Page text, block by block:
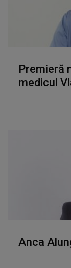
Premieră
medicul
Anca